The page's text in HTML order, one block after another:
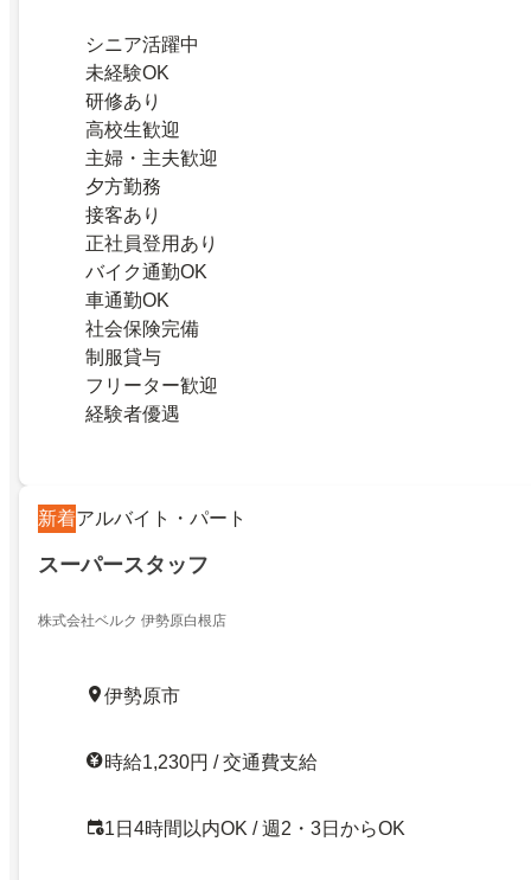
シニア活躍中
未経験OK
研修あり
高校生歓迎
主婦・主夫歓迎
夕方勤務
接客あり
正社員登用あり
バイク通勤OK
車通勤OK
社会保険完備
制服貸与
フリーター歓迎
経験者優遇
新着アルバイト・パート
スーパースタッフ
株式会社ベルク 伊勢原白根店
伊勢原市
時給1,230円 / 交通費支給
1日4時間以内OK / 週2・3日からOK